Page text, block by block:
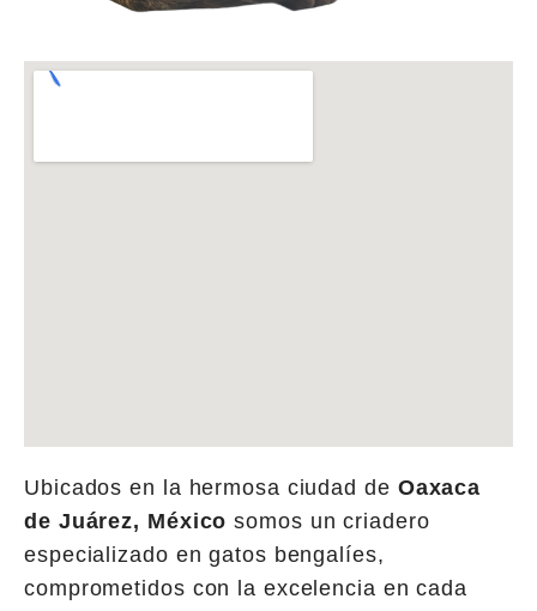
Ubicados en la hermosa ciudad de Oaxaca
de Juárez, México somos un criadero
especializado en gatos bengalíes,
comprometidos con la excelencia en cada